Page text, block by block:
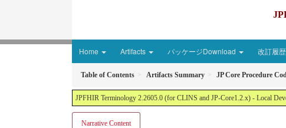
Home Artifacts パッケージDownload 改訂履歴
Table of Contents Artifacts Summary JP Core Procedure
JPFHIR Terminology 2.2605.0 (for CLINS and JP-Core1.2.x) - Local
Narrative Content